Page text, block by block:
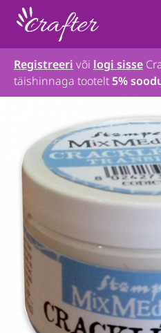
Registreeri või logi sisse
täishinnaga tootelt5%